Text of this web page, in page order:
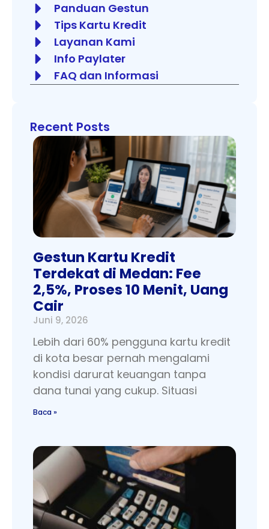
Panduan Gestun
Tips Kartu Kredit
Layanan Kami
Info Paylater
FAQ dan Informasi
Recent Posts
Gestun Kartu Kredit
Terdekat di Medan: Fee
2,5%, Proses 10 Menit, Uang
Cair
Juni 9, 2026
Lebih dari 60% pengguna kartu kredit
di kota besar pernah mengalami
kondisi darurat keuangan tanpa
dana tunai yang cukup. Situasi
Baca »